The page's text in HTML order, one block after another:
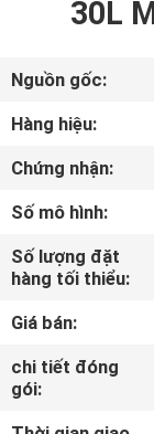
PHẨM
VIDEO
VỀ
CHÚNG
TÔI
THAM
QUAN
30L
Nguồn gốc:
Hàng hiệu:
Chứng nhận:
Số mô hình:
Số lượng đặt
hàng tối thiểu:
Giá bán:
chi tiết đóng
gói: